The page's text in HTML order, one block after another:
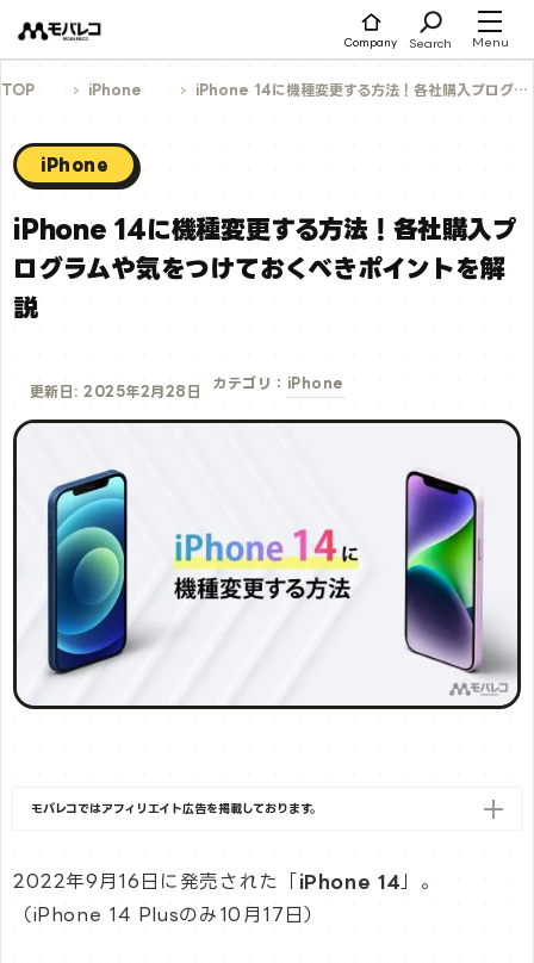
ツ
ス
Company Search Menu
TOP iPhone iPhone 14に機種変更する方法！各社購入プログラムや気をつけておくべきポイントを解説
iPhone
iPhone 14に機種変更する方法！各社購入プ
ログラムや気をつけておくべきポイントを解
説
更新日: 2025年2月28日
カテゴリ： iPhone
モバレコではアフィリエイト広告を掲載しております。
2022年9月16日に発売された「 iPhone 14 」。
（iPhone 14 Plusのみ10月17日）